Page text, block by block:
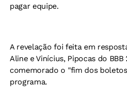
pagar equipe.
A revelação foi feita em
Aline e Vinícius, Pipocas do BBB
comemorado o "fim dos
programa.